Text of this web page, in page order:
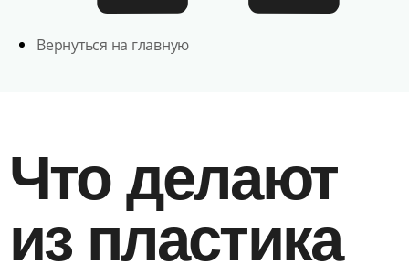
Вернуться на главную
Что делают
из пластика